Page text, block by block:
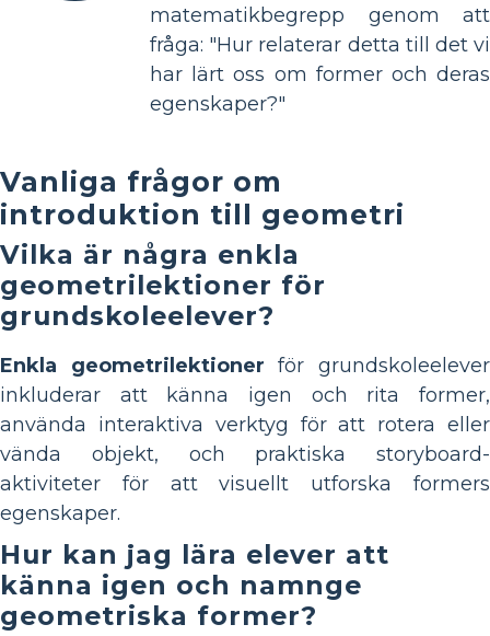
matematikbegrepp genom att
fråga: "Hur relaterar detta till det vi
har lärt oss om former och deras
egenskaper?"
Vanliga frågor om
introduktion till geometri
Vilka är några enkla
geometrilektioner för
grundskoleelever?
Enkla geometrilektioner för grundskoleelever
inkluderar att känna igen och rita former,
använda interaktiva verktyg för att rotera eller
vända objekt, och praktiska storyboard-
aktiviteter för att visuellt utforska formers
egenskaper.
Hur kan jag lära elever att
känna igen och namnge
geometriska former?